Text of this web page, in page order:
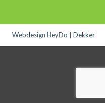
Webdesign HeyDo | Dekker